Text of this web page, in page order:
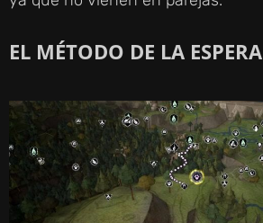
EL MÉTODO DE LA ESPERA